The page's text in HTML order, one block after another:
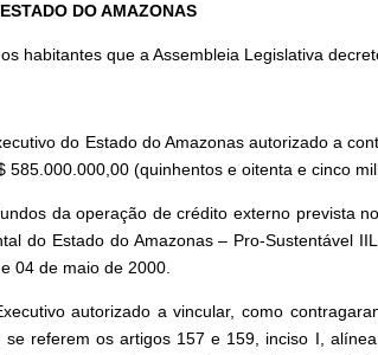
DO AMAZONAS
habitantes que a Assembleia Legislativa
do Estado do Amazonas autorizado a
585.000.000,00 (quinhentos e oitenta e cinco
da operação de crédito externo prevista
do Estado do Amazonas – Pro-Sustentável
04 de maio de 2000.
autorizado a vincular, como
se referem os artigos 157 e 159, inciso I, alínea